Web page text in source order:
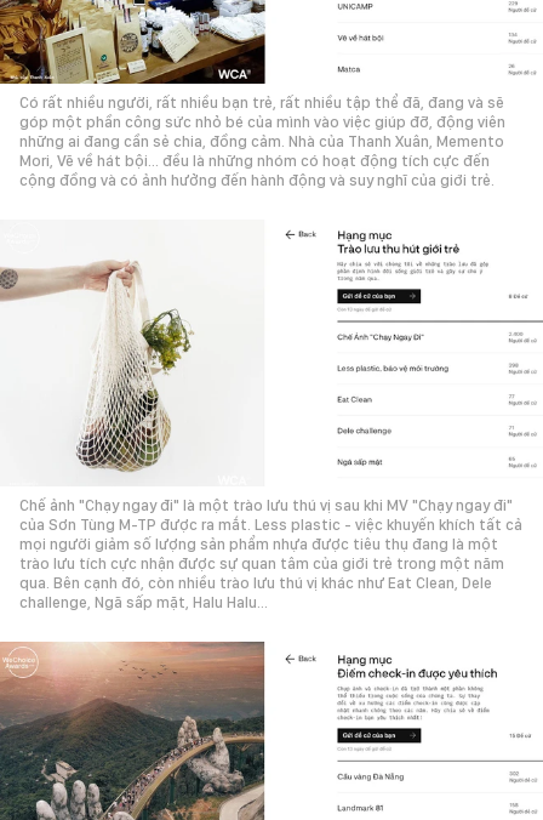
Có rất nhiều người, rất nhiều bạn trẻ, rất nhiều tập thể đã, đang và sẽ
góp một phần công sức nhỏ bé của mình vào việc giúp đỡ, động viên
những ai đang cần sẻ chia, đồng cảm. Nhà của Thanh Xuân, Memento
Mori, Vẽ về hát bội… đều là những nhóm có hoạt động tích cực đến
cộng đồng và có ảnh hưởng đến hành động và suy nghĩ của giới trẻ.
Chế ảnh "Chạy ngay đi" là một trào lưu thú vị sau khi MV "Chạy ngay đi"
của Sơn Tùng M-TP được ra mắt. Less plastic - việc khuyến khích tất cả
mọi người giảm số lượng sản phẩm nhựa được tiêu thụ đang là một
trào lưu tích cực nhận được sự quan tâm của giới trẻ trong một năm
qua. Bên cạnh đó, còn nhiều trào lưu thú vị khác như Eat Clean, Dele
challenge, Ngã sấp mặt, Halu Halu...